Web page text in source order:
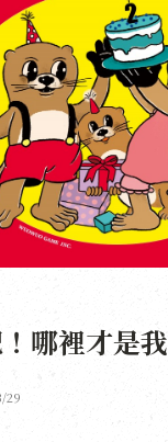
哪裡才是
29